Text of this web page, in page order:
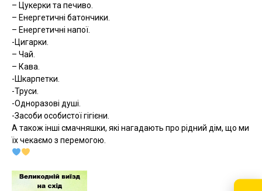
– Цукерки та печиво.
– Енергетичні батончики.
– Енергетичні напої.
-Цигарки.
– Чай.
– Кава.
-Шкарпетки.
-Труси.
-Одноразові душі.
-Засоби особистої гігієни.
А також інші смачняшки, які нагадають про рідний дім, що ми
їх чекаємо з перемогою.